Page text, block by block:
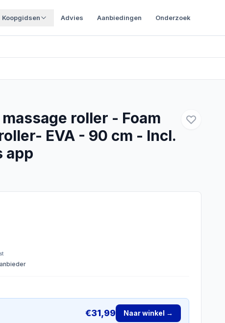
Koopgidsen Advies Aanbiedingen Onderzoek
roller - Foam
EVA - 90 cm - Incl.
app
€31,99 Naar winkel →